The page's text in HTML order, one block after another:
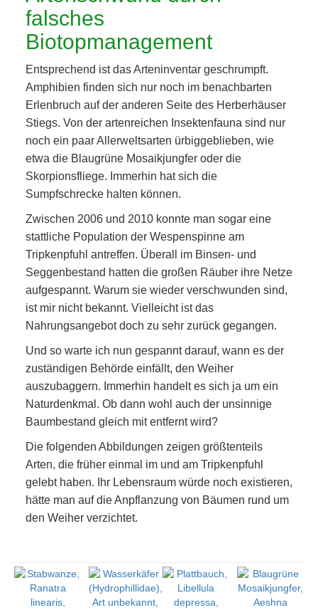
falsches
Biotopmanagement
Entsprechend ist das Arteninventar geschrumpft.
Amphibien finden sich nur noch im benachbarten
Erlenbruch auf der anderen Seite des Herberhäuser
Stiegs. Von der artenreichen Insektenfauna sind nur
noch ein paar Allerweltsarten ürbiggeblieben, wie
etwa die Blaugrüne Mosaikjungfer oder die
Skorpionsfliege. Immerhin hat sich die
Sumpfschrecke halten können.
Zwischen 2006 und 2010 konnte man sogar eine
stattliche Population der Wespenspinne am
Tripkenpfuhl antreffen. Überall im Binsen- und
Seggenbestand hatten die großen Räuber ihre Netze
aufgespannt. Warum sie wieder verschwunden sind,
ist mir nicht bekannt. Vielleicht ist das
Nahrungsangebot doch zu sehr zurück gegangen.
Und so warte ich nun gespannt darauf, wann es der
zuständigen Behörde einfällt, den Weiher
auszubaggern. Immerhin handelt es sich ja um ein
Naturdenkmal. Ob dann wohl auch der unsinnige
Baumbestand gleich mit entfernt wird?
Die folgenden Abbildungen zeigen größtenteils
Arten, die früher einmal im und am Tripkenpfuhl
gelebt haben. Ihr Lebensraum würde noch existieren,
hätte man auf die Anpflanzung von Bäumen rund um
den Weiher verzichtet.